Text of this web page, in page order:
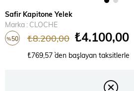
Safir Kapitone Yelek
Marka : CLOCHE
%50 ₺8.200,00 ₺4.100,00
₺769,57 `den başlayan taksitlerle